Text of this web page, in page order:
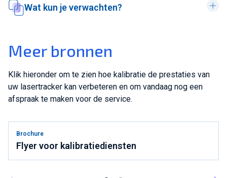
Wat kun je verwachten?
Meer bronnen
Klik hieronder om te zien hoe kalibratie de prestaties van
uw lasertracker kan verbeteren en om vandaag nog een
afspraak te maken voor de service.
Brochure
Flyer voor kalibratiediensten